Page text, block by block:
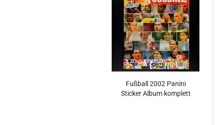
Fußball 2002 Panini
Sticker Album komplett